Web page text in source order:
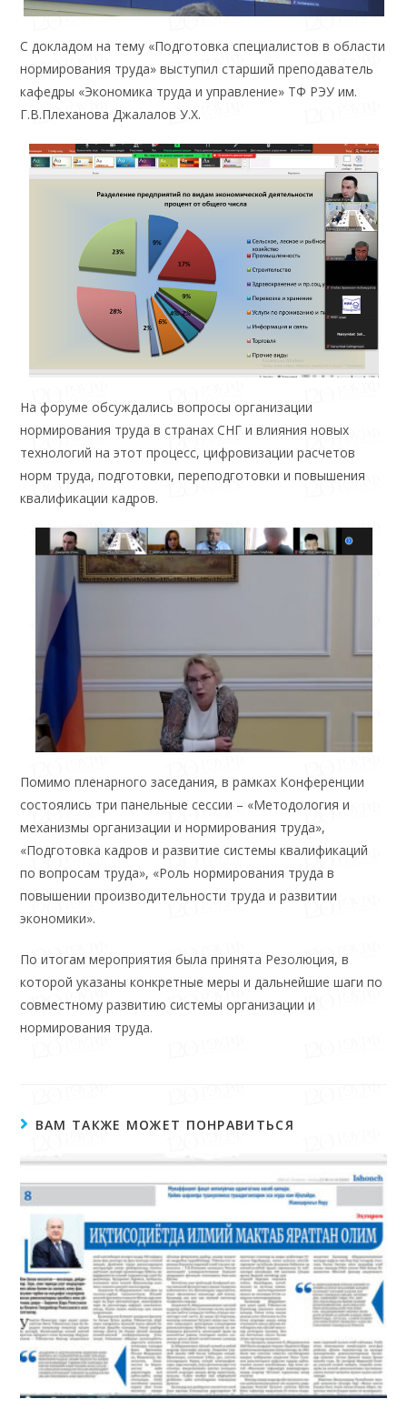
С докладом на тему «Подготовка специалистов в области
нормирования труда» выступил старший преподаватель
кафедры «Экономика труда и управление» ТФ РЭУ им.
Г.В.Плеханова Джалалов У.Х.
На форуме обсуждались вопросы организации
нормирования труда в странах СНГ и влияния новых
технологий на этот процесс, цифровизации расчетов
норм труда, подготовки, переподготовки и повышения
квалификации кадров.
Помимо пленарного заседания, в рамках Конференции
состоялись три панельные сессии – «Методология и
механизмы организации и нормирования труда»,
«Подготовка кадров и развитие системы квалификаций
по вопросам труда», «Роль нормирования труда в
повышении производительности труда и развитии
экономики».
По итогам мероприятия была принята Резолюция, в
которой указаны конкретные меры и дальнейшие шаги по
совместному развитию системы организации и
нормирования труда.
ВАМ ТАКЖЕ МОЖЕТ ПОНРАВИТЬСЯ